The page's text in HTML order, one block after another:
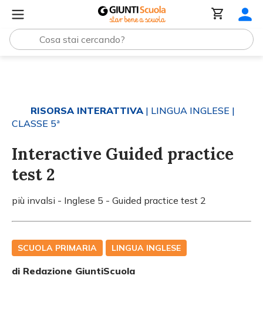
RISORSA INTERATTIVA| LINGUA INGLESE |
CLASSE 5ª
Interactive Guided practice
test 2
più invalsi - Inglese 5 - Guided practice test 2
SCUOLA PRIMARIA LINGUA INGLESE
di Redazione GiuntiScuola